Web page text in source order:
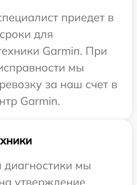
приедет в
для
Garmin. При
мы
за наш счет в
Garmin.
мы
утверждение